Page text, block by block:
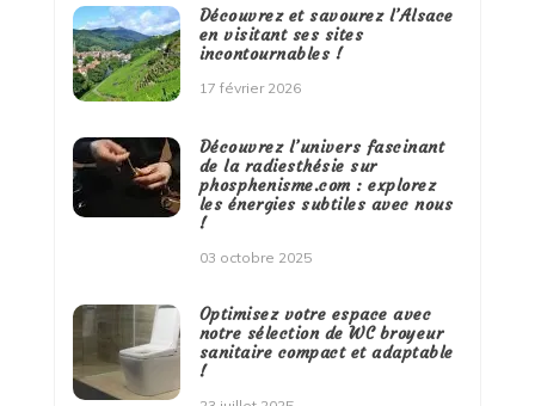
Découvrez et savourez l’Alsace
en visitant ses sites
incontournables !
17 février 2026
Découvrez l’univers fascinant
de la radiesthésie sur
phosphenisme.com : explorez
les énergies subtiles avec nous
!
03 octobre 2025
Optimisez votre espace avec
notre sélection de WC broyeur
sanitaire compact et adaptable
!